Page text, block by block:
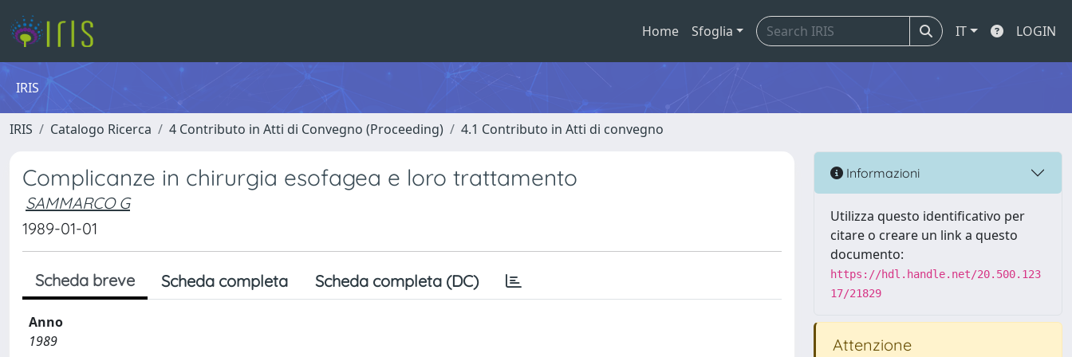
Home Sfoglia IT LOGIN
IRIS
IRIS Catalogo Ricerca 4 Contributo in Atti di Convegno (Proceeding) 4.1 Contributo in Atti di convegno
Complicanze in chirurgia esofagea e loro trattamento
SAMMARCO G
1989-01-01
Scheda breve Scheda completa Scheda completa (DC)
Anno
1989
Informazioni
Utilizza questo identificativo per
citare o creare un link a questo
documento:
https://hdl.handle.net/20.500.123
17/21829
Attenzione